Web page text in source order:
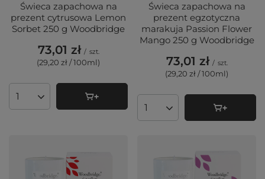
Świeca zapachowa na
prezent cytrusowa Lemon
Sorbet 250 g Woodbridge
73,01 zł / szt.
(29,20 zł / 100ml)
Ilość produktów
Świeca zapachowa na
prezent egzotyczna
marakuja Passion Flower
Mango 250 g Woodbridge
73,01 zł / szt.
(29,20 zł / 100ml)
Ilość produktów